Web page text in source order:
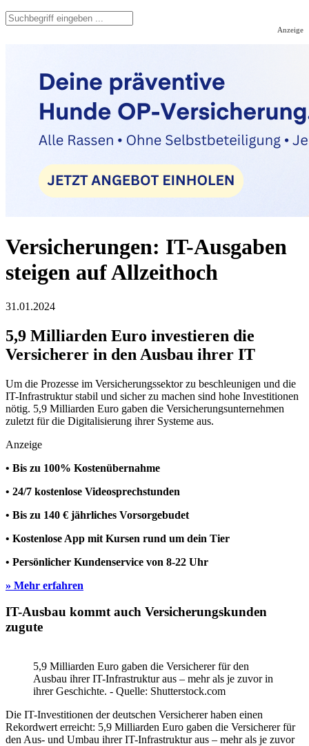
Anzeige
Versicherungen: IT-Ausgaben
steigen auf Allzeithoch
31.01.2024
5,9 Milliarden Euro investieren die
Versicherer in den Ausbau ihrer IT
Um die Prozesse im Versicherungssektor zu beschleunigen und die
IT-Infrastruktur stabil und sicher zu machen sind hohe Investitionen
nötig. 5,9 Milliarden Euro gaben die Versicherungsunternehmen
zuletzt für die Digitalisierung ihrer Systeme aus.
Anzeige
• Bis zu 100% Kostenübernahme
• 24/7 kostenlose Videosprechstunden
• Bis zu 140 € jährliches Vorsorgebudet
• Kostenlose App mit Kursen rund um dein Tier
• Persönlicher Kundenservice von 8-22 Uhr
» Mehr erfahren
IT-Ausbau kommt auch Versicherungskunden
zugute
5,9 Milliarden Euro gaben die Versicherer für den
Ausbau ihrer IT-Infrastruktur aus – mehr als je zuvor in
ihrer Geschichte. - Quelle: Shutterstock.com
Die IT-Investitionen der deutschen Versicherer haben einen
Rekordwert erreicht: 5,9 Milliarden Euro gaben die Versicherer für
den Aus- und Umbau ihrer IT-Infrastruktur aus – mehr als je zuvor